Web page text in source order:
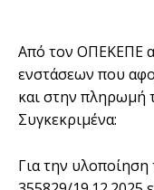
Από τον ΟΠΕΚΕΠΕ
ενστάσεων που
και στην πληρωμή
Συγκεκριμένα:
Για την υλοποίηση